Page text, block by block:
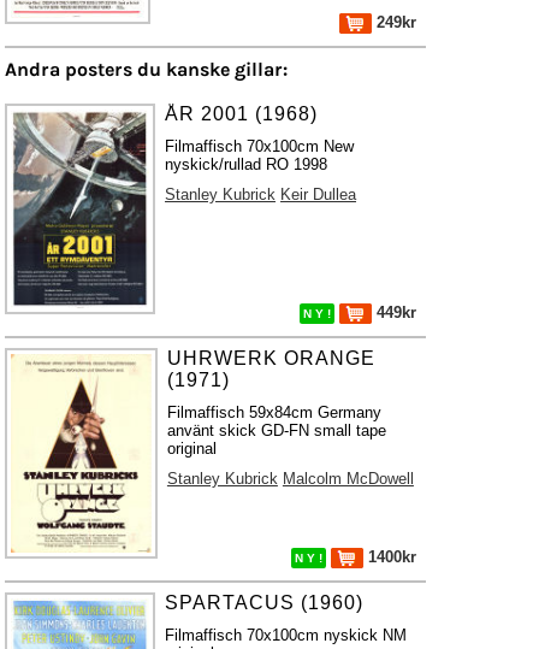
249kr
Andra posters du kanske gillar:
ÅR 2001 (1968)
Filmaffisch 70x100cm New
nyskick/rullad RO 1998
Stanley Kubrick Keir Dullea
N Y ! 449kr
UHRWERK ORANGE
(1971)
Filmaffisch 59x84cm Germany
använt skick GD-FN small tape
original
Stanley Kubrick Malcolm McDowell
N Y ! 1400kr
SPARTACUS (1960)
Filmaffisch 70x100cm nyskick NM